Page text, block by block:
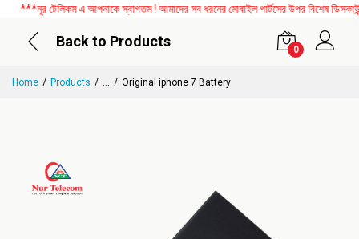
***নূর টেলিকম এ আপনাকে স্বাগতম ! আমাদের সব ধরনের মোবাইল পার্টসের উপর বিশেষ
Back to Products
0
Home Products ... Original iphone 7 Battery